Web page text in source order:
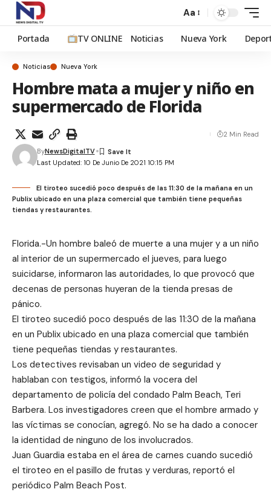
Aa
Portada TV ONLINE Noticias Nueva York
Noticias Nueva York
Hombre mata a mujer y niño en
supermercado de Florida
Last Updated: 10 De Junio De 2021 10:15 PM
ByNewsDigitalTV
2 Min Read
El tiroteo sucedió poco después de las 11:30 de la mañana en un
Publix ubicado en una plaza comercial que también tiene pequeñas
tiendas y restaurantes.
Florida.-Un hombre baleó de muerte a una mujer y a un niño
al interior de un supermercado el jueves, para luego
suicidarse, informaron las autoridades, lo que provocó que
decenas de personas huyeran de la tienda presas de
pánico.
El tiroteo sucedió poco después de las 11:30 de la mañana
en un Publix ubicado en una plaza comercial que también
tiene pequeñas tiendas y restaurantes.
Los detectives revisaban un video de seguridad y
hablaban con testigos, informó la vocera del
departamento de policía del condado Palm Beach, Teri
Barbera. Los investigadores creen que el hombre armado y
las víctimas se conocían, agregó. No se ha dado a conocer
la identidad de ninguno de los involucrados.
Juan Guardia estaba en el área de carnes cuando sucedió
el tiroteo en el pasillo de frutas y verduras, reportó el
periódico Palm Beach Post.